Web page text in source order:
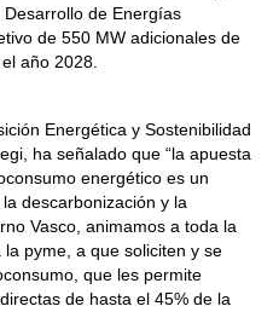
de Energías
de 550 MW adicionales de
año 2028.
Energética y Sostenibilidad
ha señalado que “la apuesta
energético es un
descarbonización y la
Vasco, animamos a toda la
pyme, a que soliciten y se
que les permite
de hasta el 45% de la